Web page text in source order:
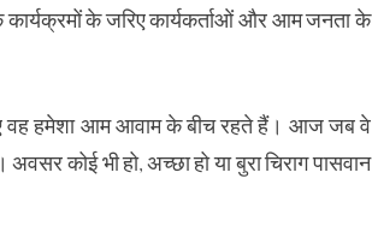
कार्यक्रमों के जरिए कार्यकर्ताओं और आम जनता के
वह हमेशा आम आवाम के बीच रहते हैं। आज जब वे
कोई भी हो, अच्छा हो या बुरा चिराग पासवान